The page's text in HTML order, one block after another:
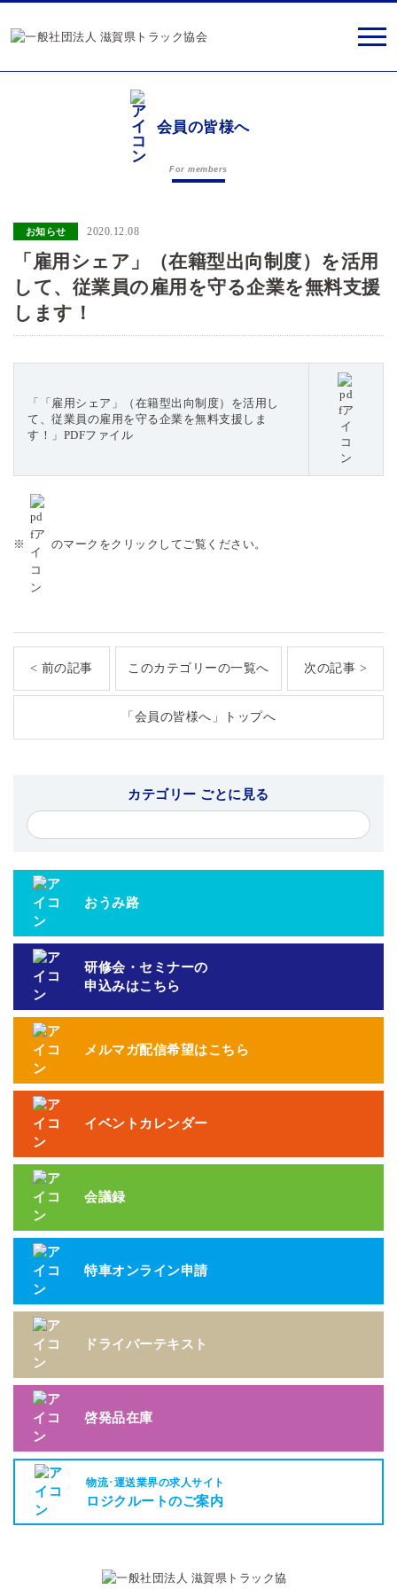
会員の皆様へ
For members
お知らせ 2020.12.08
「雇用シェア」（在籍型出向制度）を活用
して、従業員の雇用を守る企業を無料支援
します！
「「雇用シェア」（在籍型出向制度）を活用し
て、従業員の雇用を守る企業を無料支援しま
す！」PDFファイル
※ のマークをクリックしてご覧ください。
< 前の記事 このカテゴリーの一覧へ 次の記事 >
「会員の皆様へ」トップへ
カテゴリー ごとに見る
おうみ路
研修会・セミナーの
申込みはこちら
メルマガ配信希望はこちら
イベントカレンダー
会議録
特車オンライン申請
ドライバーテキスト
啓発品在庫
物流･運送業界の求人サイト
ロジクルートのご案内